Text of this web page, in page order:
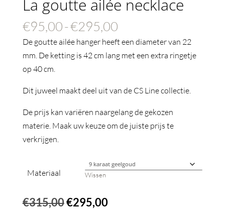
La goutte ailée necklace
€95,00-€295,00Prijsklasse:
€95,00
tot
De goutte ailée hanger heeft een diameter van 22
mm. De ketting is 42 cm lang met een extra ringetje
op 40 cm.
Dit juweel maakt deel uit van de CS Line collectie.
De prijs kan variëren naargelang de gekozen
materie. Maak uw keuze om de juiste prijs te
verkrijgen.
Materiaal Wissen
€315,00Oorspronkelijke
€295,00Huidige